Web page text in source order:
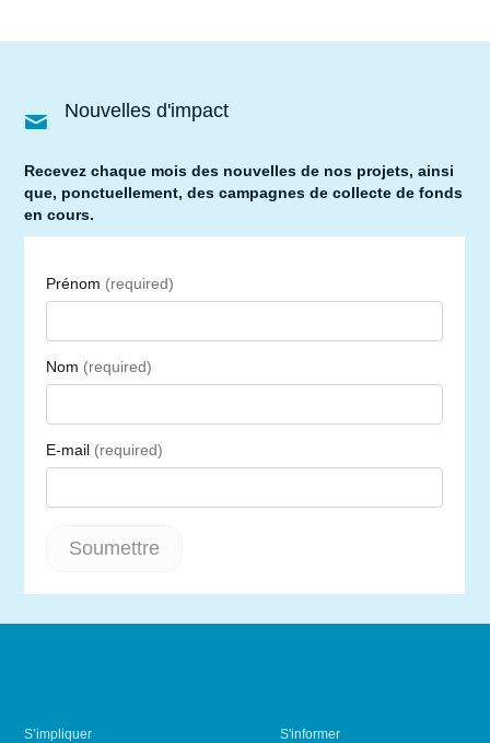
Nouvelles d'impact
Recevez chaque mois des nouvelles de nos projets, ainsi
que, ponctuellement, des campagnes de collecte de fonds
en cours.
S’impliquer S'informer